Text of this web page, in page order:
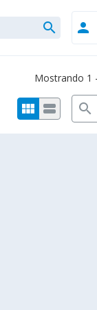
search person
Mostrando 1
view_module view_stream search